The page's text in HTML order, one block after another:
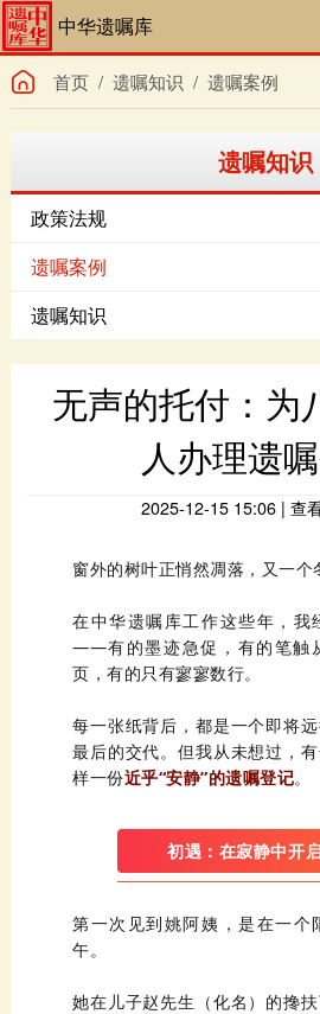
中华遗嘱库
首页/ 遗嘱知识 / 遗嘱案例
遗嘱知识
政策法规
遗嘱案例
遗嘱知识
人办理遗
2025-12-15 15:06 | 查
窗外的树叶正悄然凋落 ，又一个
在中华遗嘱库工作这些年，我
页，有的只有寥寥数行。
样一份近乎“安静”的遗嘱登记。
初遇：在寂静中开
第一次见到姚
午。
她在儿子赵